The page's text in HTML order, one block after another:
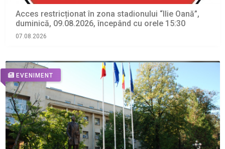
Acces restricționat în zona stadionului “Ilie Oană”,
duminică, 09.08.2026, începând cu orele 15:30
07.08.2026
EVENIMENT